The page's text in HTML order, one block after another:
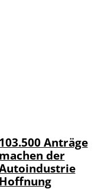
103.500 Anträge
machen der
Hoffnung